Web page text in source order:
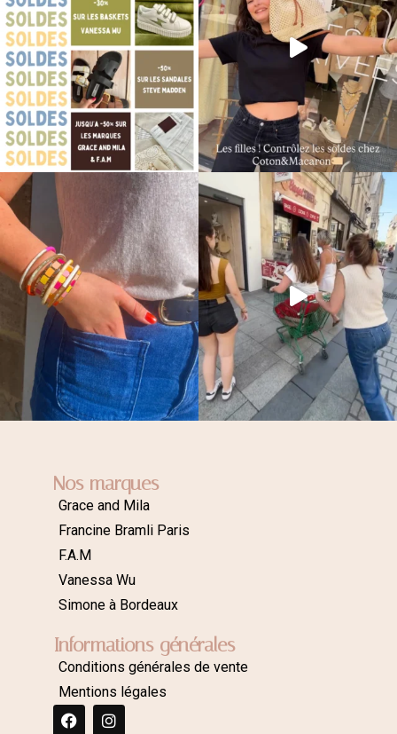
Nos marques
Grace and Mila
Francine Bramli Paris
F.A.M
Vanessa Wu
Simone à Bordeaux
Informations générales
Conditions générales de vente
Mentions légales